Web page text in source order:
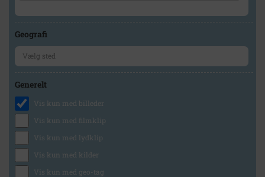
Geografi
Generelt
Vis kun med billeder
Vis kun med filmklip
Vis kun med lydklip
Vis kun med kilder
Vis kun med geo-tag